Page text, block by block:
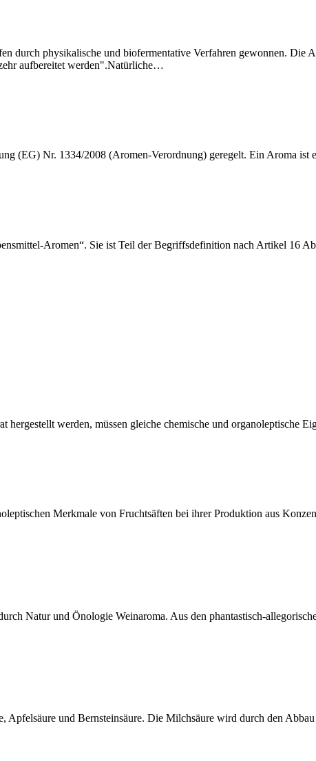
durch physikalische und biofermentative Verfahren gewonnen. Die
aufbereitet werden".Natürliche…
(EG) Nr. 1334/2008 (Aromen-Verordnung) geregelt. Ein Aroma ist
Aromen“. Sie ist Teil der Begriffsdefinition nach Artikel 16
hergestellt werden, müssen gleiche chemische und organoleptische
Merkmale von Fruchtsäften bei ihrer Produktion aus
Natur und Önologie Weinaroma. Aus den phantastisch-
Apfelsäure und Bernsteinsäure. Die Milchsäure wird durch den